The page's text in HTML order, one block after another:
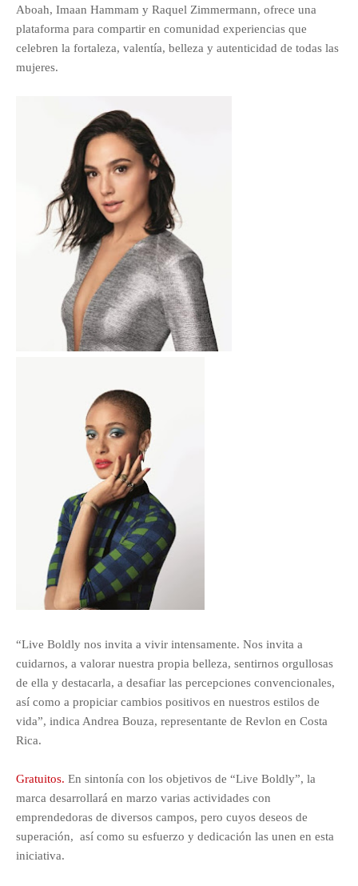
Aboah, Imaan Hammam y Raquel Zimmermann, ofrece una
plataforma para compartir en comunidad experiencias que
celebren la fortaleza, valentía, belleza y autenticidad de todas las
mujeres.
“Live Boldly nos invita a vivir intensamente. Nos invita a
cuidarnos, a valorar nuestra propia belleza, sentirnos orgullosas
de ella y destacarla, a desafiar las percepciones convencionales,
así como a propiciar cambios positivos en nuestros estilos de
vida”, indica Andrea Bouza, representante de Revlon en Costa
Rica.
Gratuitos. En sintonía con los objetivos de “Live Boldly”, la
marca desarrollará en marzo varias actividades con
emprendedoras de diversos campos, pero cuyos deseos de
superación, así como su esfuerzo y dedicación las unen en esta
iniciativa.